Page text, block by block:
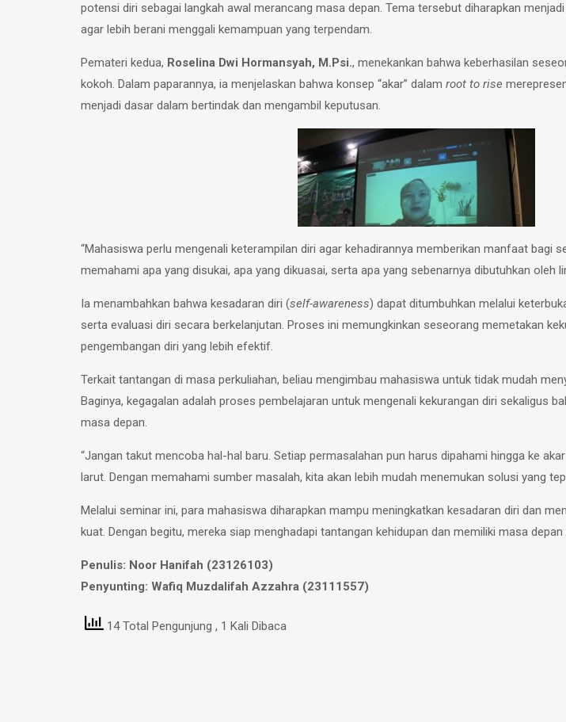
potensi diri sebagai langkah awal merancang masa depan. Tema tersebut diharapkan
agar lebih berani menggali kemampuan yang terpendam.
Pemateri kedua, Roselina Dwi Hormansyah, M.Psi., menekankan bahwa keberhasilan
kokoh. Dalam paparannya, ia menjelaskan bahwa konsep “akar” dalam root to rise
menjadi dasar dalam bertindak dan mengambil keputusan.
“Mahasiswa perlu mengenali keterampilan diri agar kehadirannya memberikan manfaat bagi
memahami apa yang disukai, apa yang dikuasai, serta apa yang sebenarnya dibutuhkan oleh
Ia menambahkan bahwa kesadaran diri (self-awareness) dapat ditumbuhkan melalui
serta evaluasi diri secara berkelanjutan. Proses ini memungkinkan seseorang memetakan
pengembangan diri yang lebih efektif.
Terkait tantangan di masa perkuliahan, beliau mengimbau mahasiswa untuk tidak mudah
Baginya, kegagalan adalah proses pembelajaran untuk mengenali kekurangan diri sekaligus
masa depan.
“Jangan takut mencoba hal-hal baru. Setiap permasalahan pun harus dipahami hingga ke
larut. Dengan memahami sumber masalah, kita akan lebih mudah menemukan solusi yang
Melalui seminar ini, para mahasiswa diharapkan mampu meningkatkan kesadaran diri dan
kuat. Dengan begitu, mereka siap menghadapi tantangan kehidupan dan memiliki masa
Penulis: Noor Hanifah (23126103)
Penyunting: Wafiq Muzdalifah Azzahra (23111557)
14 Total Pengunjung , 1 Kali Dibaca